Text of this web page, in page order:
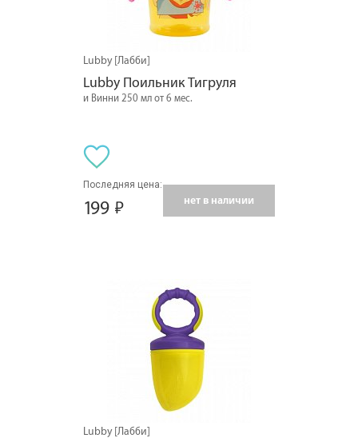
Lubby [Лабби]
Lubby Поильник Тигруля
и Винни 250 мл от 6 мес.
Последняя цена:
199 нет в наличии
Lubby [Лабби]